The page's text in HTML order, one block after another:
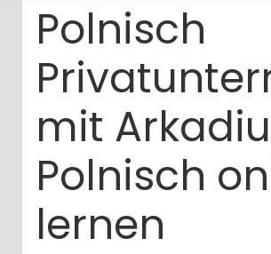
Polnisch
mit
Polnisch
lernen